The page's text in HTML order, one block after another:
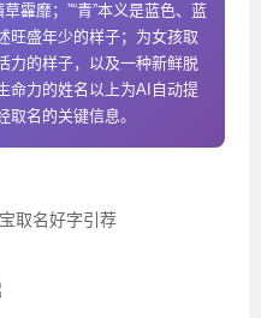
靃靡；”“青”本义是蓝色、蓝
旺盛年少的样子；为女孩取
力的样子，以及一种新鲜脱
命力的姓名以上为AI自动提
名的关键信息。
取名好字引荐